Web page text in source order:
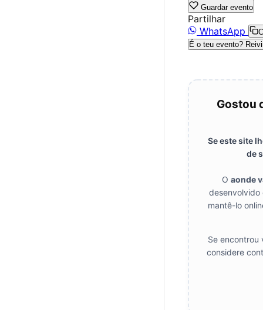
Guardar evento
Partilhar
WhatsApp
É o teu evento?
Gostou
Se este site
de
O aonde
desenvolvido
mantê-lo
Se encontrou
considere